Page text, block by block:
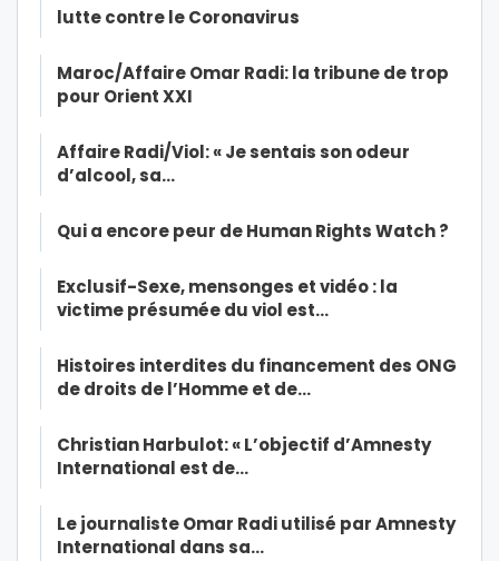
lutte contre le Coronavirus
Maroc/Affaire Omar Radi: la tribune de trop
pour Orient XXI
Affaire Radi/Viol: « Je sentais son odeur
d’alcool, sa…
Qui a encore peur de Human Rights Watch ?
Exclusif-Sexe, mensonges et vidéo : la
victime présumée du viol est…
Histoires interdites du financement des ONG
de droits de l’Homme et de…
Christian Harbulot: « L’objectif d’Amnesty
International est de…
Le journaliste Omar Radi utilisé par Amnesty
International dans sa…